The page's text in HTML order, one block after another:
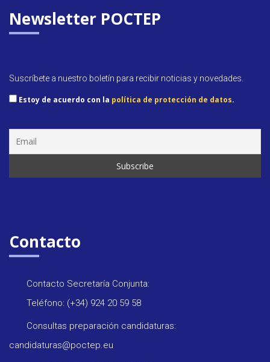
Newsletter POCTEP
Suscríbete a nuestro boletín para recibir noticias y novedades.
Estoy de acuerdo con la política de protección de datos.
Contacto
Contacto Secretaría Conjunta:
Teléfono: (+34) 924 20 59 58
Consultas preparación candidaturas:
candidaturas@poctep.eu